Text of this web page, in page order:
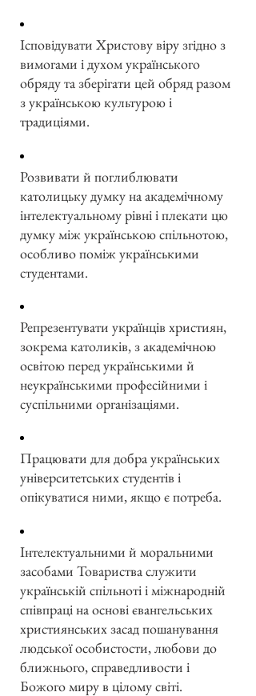
Ісповідувати Христову віру згідно з
вимогами і духом українського
обряду та зберігати цей обряд разом
з українською культурою і
традиціями.
Розвивати й поглиблювати
католицьку думку на академічному
інтелектуальному рівні і плекати цю
думку між українською спільнотою,
особливо поміж українськими
студентами.
Репрезентувати українців християн,
зокрема католиків, з академічною
освітою перед українськими й
неукраїнськими професійними і
суспільними організаціями.
Працювати для добра українських
університетських студентів і
опікуватися ними, якщо є потреба.
Інтелектуальними й моральними
засобами Товариства служити
українській спільноті і міжнародній
співпраці на основі євангельських
християнських засад пошанування
людської особистости, любови до
ближнього, справедливости і
Божого миру в цілому світі.